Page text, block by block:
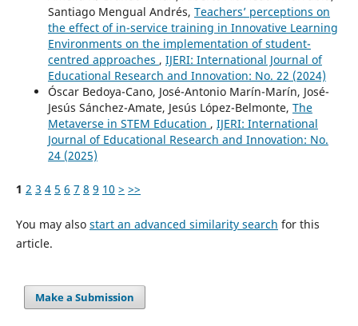
Santiago Mengual Andrés, Teachers’ perceptions on
the effect of in-service training in Innovative Learning
Environments on the implementation of student-
centred approaches , IJERI: International Journal of
Educational Research and Innovation: No. 22 (2024)
Óscar Bedoya-Cano, José-Antonio Marín-Marín, José-
Jesús Sánchez-Amate, Jesús López-Belmonte, The
Metaverse in STEM Education , IJERI: International
Journal of Educational Research and Innovation: No.
24 (2025)
1 2 3 4 5 6 7 8 9 10 > >>
You may also start an advanced similarity search for this
article.
Make a Submission